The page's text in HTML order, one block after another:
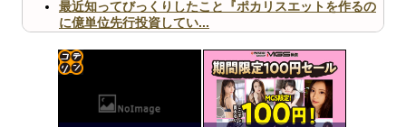
最近知ってびっくりしたこと『ポカリスエットを作るの
に億単位先行投資してい...
ますｗ」←これどうす...
【閲覧注意】俺が近くにいると機械が壊れるんだけどさ
【画像】ペプシコーラ社、「こういうのでいいんだよ」
な新商品を発売